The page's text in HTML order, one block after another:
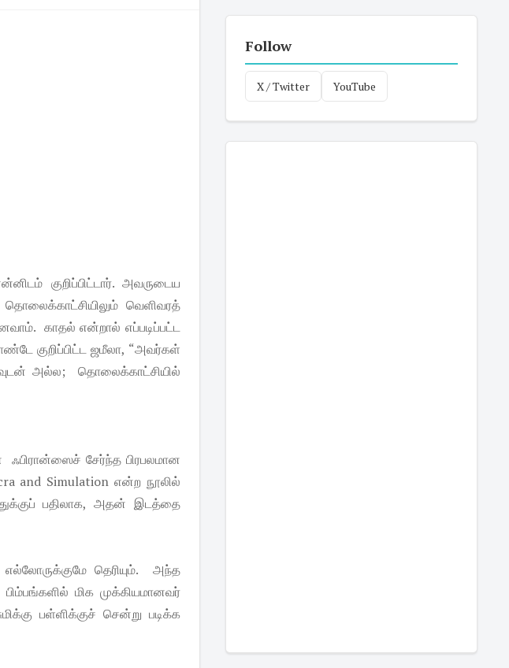
குறிப்பிட்டார். அவருடைய
தொலைக்காட்சியிலும் வெளிவரத்
காதல் என்றால் எப்படிப்பட்ட
குறிப்பிட்ட ஜமீலா, “அவர்கள்
அல்ல; தொலைக்காட்சியில்
சேர்ந்த பிரபலமான
and Simulation என்ற நூலில்
பதிலாக, அதன் இடத்தை
எல்லோருக்குமே தெரியும். அந்த
மிக முக்கியமானவர்
பள்ளிக்குச் சென்று படிக்க
Follow
X / Twitter YouTube